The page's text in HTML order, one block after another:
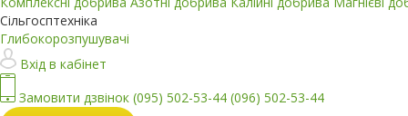
Сільгосптехніка
Глибокорозпушувачі
Вхід в кабінет
Замовити дзвінок (095) 502-53-44 (096) 502-53-44